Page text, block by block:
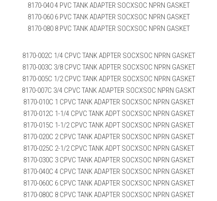
8170-040 4 PVC TANK ADAPTER SOCXSOC NPRN GASKET
8170-060 6 PVC TANK ADAPTER SOCXSOC NPRN GASKET
8170-080 8 PVC TANK ADAPTER SOCXSOC NPRN GASKET
8170-002C 1/4 CPVC TANK ADPTER SOCXSOC NPRN GASKET
8170-003C 3/8 CPVC TANK ADPTER SOCXSOC NPRN GASKET
8170-005C 1/2 CPVC TANK ADPTER SOCXSOC NPRN GASKET
8170-007C 3/4 CPVC TANK ADAPTER SOCXSOC NPRN GASKT
8170-010C 1 CPVC TANK ADAPTER SOCXSOC NPRN GASKET
8170-012C 1-1/4 CPVC TANK ADPT SOCXSOC NPRN GASKET
8170-015C 1-1/2 CPVC TANK ADPT SOCXSOC NPRN GASKET
8170-020C 2 CPVC TANK ADAPTER SOCXSOC NPRN GASKET
8170-025C 2-1/2 CPVC TANK ADPT SOCXSOC NPRN GASKET
8170-030C 3 CPVC TANK ADAPTER SOCXSOC NPRN GASKET
8170-040C 4 CPVC TANK ADAPTER SOCXSOC NPRN GASKET
8170-060C 6 CPVC TANK ADAPTER SOCXSOC NPRN GASKET
8170-080C 8 CPVC TANK ADAPTER SOCXSOC NPRN GASKET